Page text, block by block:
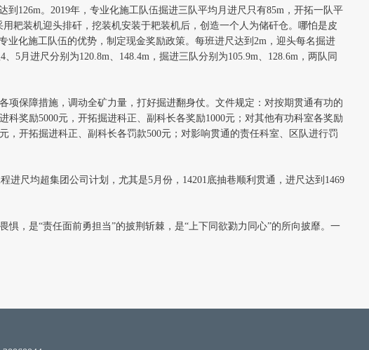
126m。2019年，专业化施工队伍掘进三队平均月进尺只有85m，开拓一队平
耙装机迎头排矸，挖装机安装于耙装机后，创造一个人为储矸仓。哪怕是皮
化施工队伍的优势，制定现金奖励政策。每班进尺达到2m，迎头每名掘进
月进尺分别为120.8m、148.4m，掘进三队分别为105.9m、128.6m，两队同
项保障措施，调动全矿力量，打好掘进翻身仗。文件规定：对按期贯通有功的
奖励5000元，开拓掘进科正、副科长各奖励1000元；对其他有功科室各奖励
，开拓掘进科正、副科长各罚款500元；对影响贯通的责任科室、区队进行罚
尺均超集团公司计划，尤其是5月份，14201底抽巷顺利贯通，进尺达到1469
，是“责任面前勇担当”的披荆斩棘，是“上下同欲勠力同心”的所向披靡。一